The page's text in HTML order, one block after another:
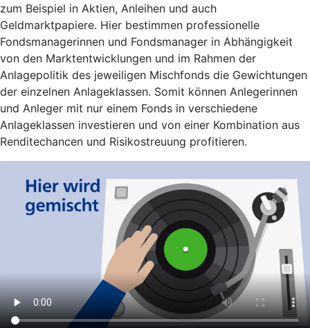
zum Beispiel in Aktien, Anleihen und auch
Geldmarktpapiere. Hier bestimmen professionelle
Fondsmanagerinnen und Fondsmanager in Abhängigkeit
von den Marktentwicklungen und im Rahmen der
Anlagepolitik des jeweiligen Mischfonds die Gewichtungen
der einzelnen Anlageklassen. Somit können Anlegerinnen
und Anleger mit nur einem Fonds in verschiedene
Anlageklassen investieren und von einer Kombination aus
Renditechancen und Risikostreuung profitieren.